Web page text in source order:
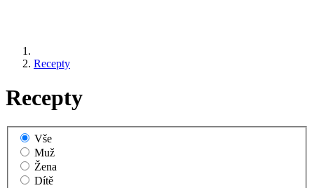
Recepty
Recepty
Vše
Muž
Žena
Dítě